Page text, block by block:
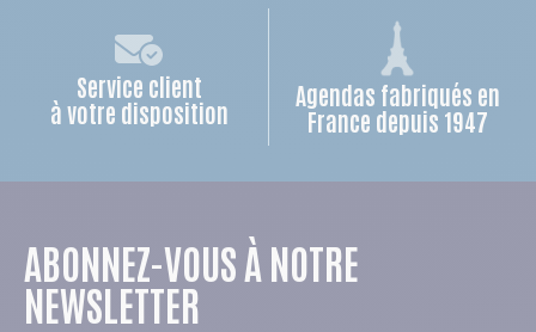
Service client
à votre disposition
Agendas fabriqués en
France depuis 1947
ABONNEZ-VOUS À NOTRE
NEWSLETTER